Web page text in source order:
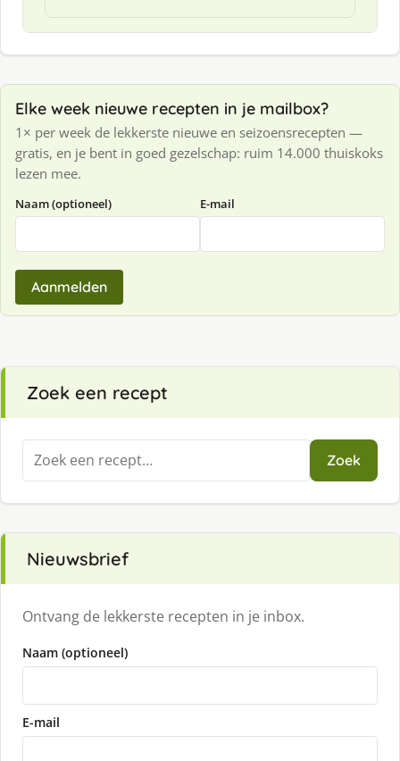
Elke week nieuwe recepten in je mailbox?
1× per week de lekkerste nieuwe en seizoensrecepten —
gratis, en je bent in goed gezelschap: ruim 14.000 thuiskoks
lezen mee.
Naam (optioneel) E-mail
Aanmelden
Zoek een recept
Zoeken
naar:
Zoek
Nieuwsbrief
Ontvang de lekkerste recepten in je inbox.
Naam (optioneel)
E-mail